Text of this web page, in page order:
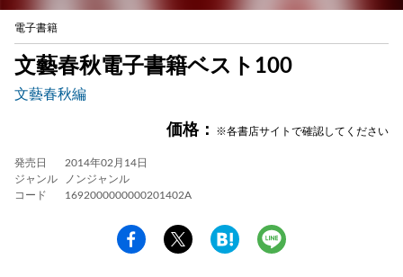
電子書籍
文藝春秋電子書籍ベスト100
文藝春秋編
価格： ※各書店サイトで確認してください
発売日
2014年02月14日
ジャンル
ノンジャンル
コード
1692000000000201402A